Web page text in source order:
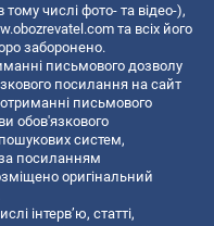
числі фото- та відео-),
та всіх його
заборонено.
письмового дозволу
посилання на сайт
письмового
обов'язкового
систем,
за посиланням
оригінальний
інтерв’ю, статті,